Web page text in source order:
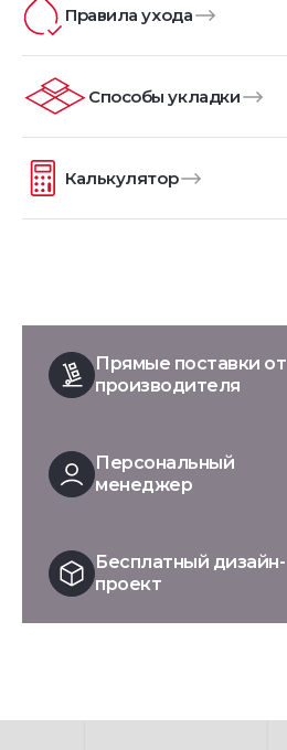
Правила ухода
Способы укладки
Калькулятор
Прямые поставки от
производителя
Персональный
менеджер
Бесплатный дизайн-
проект